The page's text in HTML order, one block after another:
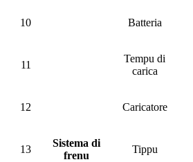
10 Batteria
11
Tempu di
carica
12 Caricatore
13
Sistema di
frenu
Tippu